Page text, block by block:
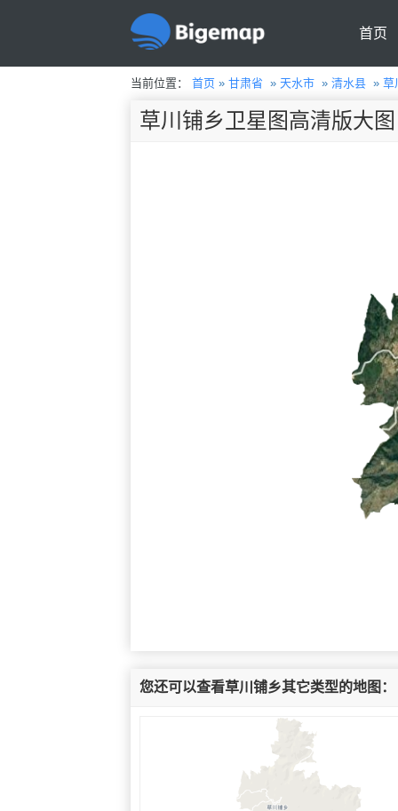
首页
当前位置： 首页» 甘肃省 » 天水市» 清水县» 草
草川铺乡卫星图高清版大图
您还可以查看草川铺乡其它类型的地图：